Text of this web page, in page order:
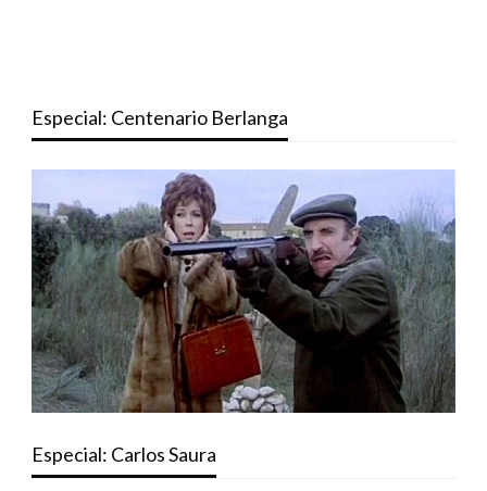
Especial: Centenario Berlanga
Especial: Carlos Saura